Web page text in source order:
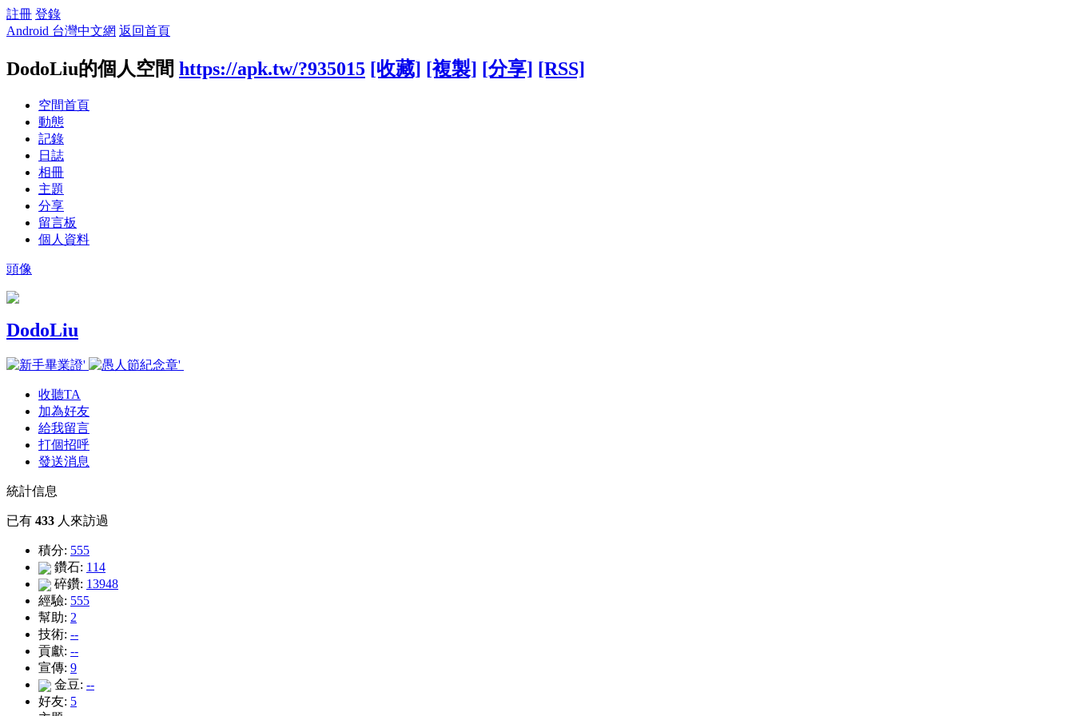
註冊 登錄
Android 台灣中文網 返回首頁
DodoLiu的個人空間 https://apk.tw/?935015 [收藏] [複製] [分享] [RSS]
空間首頁
動態
記錄
日誌
相冊
主題
分享
留言板
個人資料
頭像
DodoLiu
收聽TA
加為好友
給我留言
打個招呼
發送消息
統計信息
已有 433 人來訪過
積分: 555
鑽石: 114
碎鑽: 13948
經驗: 555
幫助: 2
技術: --
貢獻: --
宣傳: 9
金豆: --
好友: 5